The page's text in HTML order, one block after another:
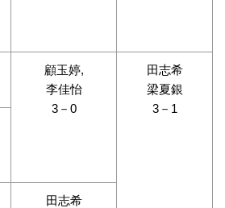
顧玉婷,
李佳怡
3－0
田志希
梁夏銀
3－1
田志希